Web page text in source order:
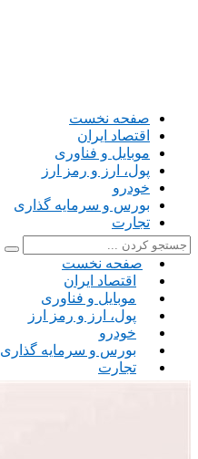
صفحه نخست
اقتصاد ایران
موبایل و فناوری
پول، ارز و رمز ارز
خودرو
بورس و سرمایه گذاری
تجارت
صفحه نخست
اقتصاد ایران
موبایل و فناوری
پول، ارز و رمز ارز
خودرو
بورس و سرمایه گذاری
تجارت